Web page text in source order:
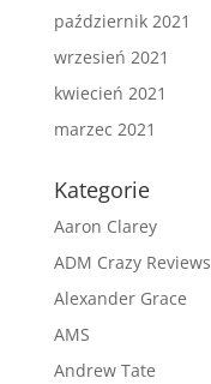
październik 2021
wrzesień 2021
kwiecień 2021
marzec 2021
Kategorie
Aaron Clarey
ADM Crazy Reviews
Alexander Grace
AMS
Andrew Tate